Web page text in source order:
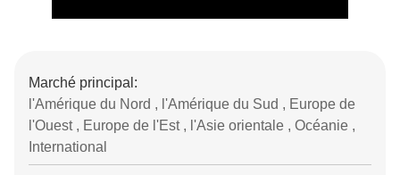
Marché principal:
l'Amérique du Nord , l'Amérique du Sud , Europe de
l'Ouest , Europe de l'Est , l'Asie orientale , Océanie ,
International